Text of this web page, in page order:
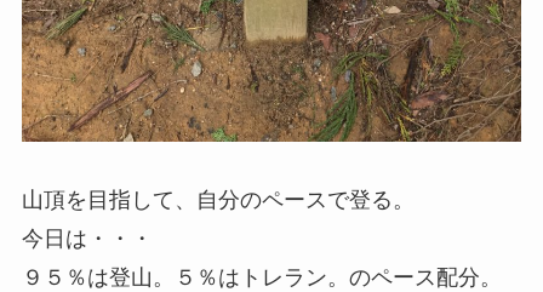
山頂を目指して、自分のペースで登る。
今日は・・・
９５％は登山。５％はトレラン。のペース配分。